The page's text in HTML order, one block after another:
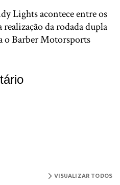
Lights acontece entre os
realização da rodada dupla
o Barber Motorsports
VISUALIZAR TODOS